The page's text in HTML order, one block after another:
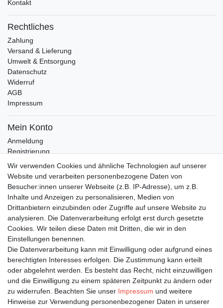
Kontakt
Rechtliches
Zahlung
Versand & Lieferung
Umwelt & Entsorgung
Datenschutz
Widerruf
AGB
Impressum
Mein Konto
Anmeldung
Registrierung
Wunschliste
Warenkorb
Bleiben Sie auf dem Laufenden ...
E-MAIL **
Newsletter
Honig
Hiermit bestätige ich, dass ich die
Einwilligung kann ich jederzeit widerrufen.**
Abonnieren
** Hierbei handelt es sich um ein Pflichtfeld.
Wir verwenden Cookies und ähnliche Technologien auf unserer
Website und verarbeiten personenbezogene Daten von
Besucher:innen unserer Webseite (z.B. IP-Adresse), um z.B.
Inhalte und Anzeigen zu personalisieren, Medien von
Drittanbietern einzubinden oder Zugriffe auf unsere Website zu
analysieren. Die Datenverarbeitung erfolgt erst durch gesetzte
Cookies. Wir teilen diese Daten mit Dritten, die wir in den
Einstellungen benennen.
Die Datenverarbeitung kann mit Einwilligung oder aufgrund eines
berechtigten Interesses erfolgen. Die Zustimmung kann erteilt
oder abgelehnt werden. Es besteht das Recht, nicht einzuwilligen
und die Einwilligung zu einem späteren Zeitpunkt zu ändern oder
zu widerrufen. Beachten Sie unser Impressum und weitere
Hinweise zur Verwendung personenbezogener Daten in unserer